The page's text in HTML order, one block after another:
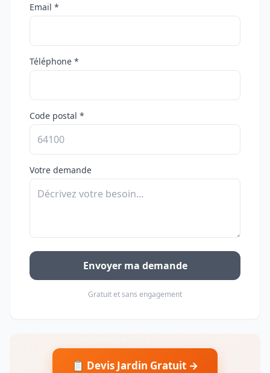
Email *
Téléphone *
Code postal *
Votre demande
Envoyer ma demande
Gratuit et sans engagement
📋 Devis Jardin Gratuit →